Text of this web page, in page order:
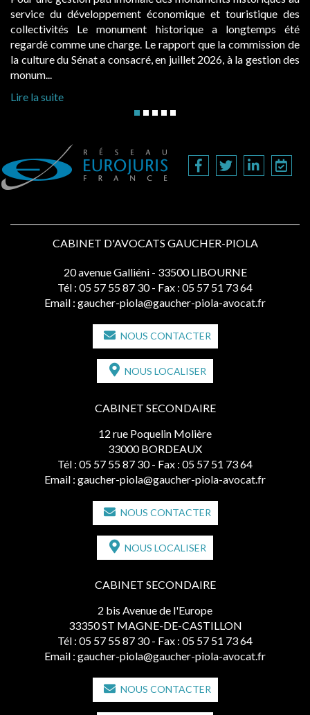
service du développement économique et touristique des
collectivités Le monument historique a longtemps été
regardé comme une charge. Le rapport que la commission de
la culture du Sénat a consacré, en juillet 2026, à la gestion des
monum...
Lire la suite
CABINET D'AVOCATS GAUCHER-PIOLA
20 avenue Galliéni - 33500 LIBOURNE
Tél : 05 57 55 87 30 - Fax : 05 57 51 73 64
Email : gaucher-piola@gaucher-piola-avocat.fr
NOUS CONTACTER
NOUS LOCALISER
CABINET SECONDAIRE
12 rue Poquelin Molière
33000 BORDEAUX
Tél : 05 57 55 87 30 - Fax : 05 57 51 73 64
Email : gaucher-piola@gaucher-piola-avocat.fr
NOUS CONTACTER
NOUS LOCALISER
CABINET SECONDAIRE
2 bis Avenue de l'Europe
33350 ST MAGNE-DE-CASTILLON
Tél : 05 57 55 87 30 - Fax : 05 57 51 73 64
Email : gaucher-piola@gaucher-piola-avocat.fr
NOUS CONTACTER